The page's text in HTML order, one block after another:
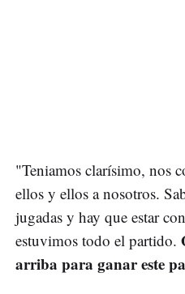
"Teniamos clarísimo, nos
ellos y ellos a nosotros.
jugadas y hay que estar
estuvimos todo el partido.
arriba para ganar este